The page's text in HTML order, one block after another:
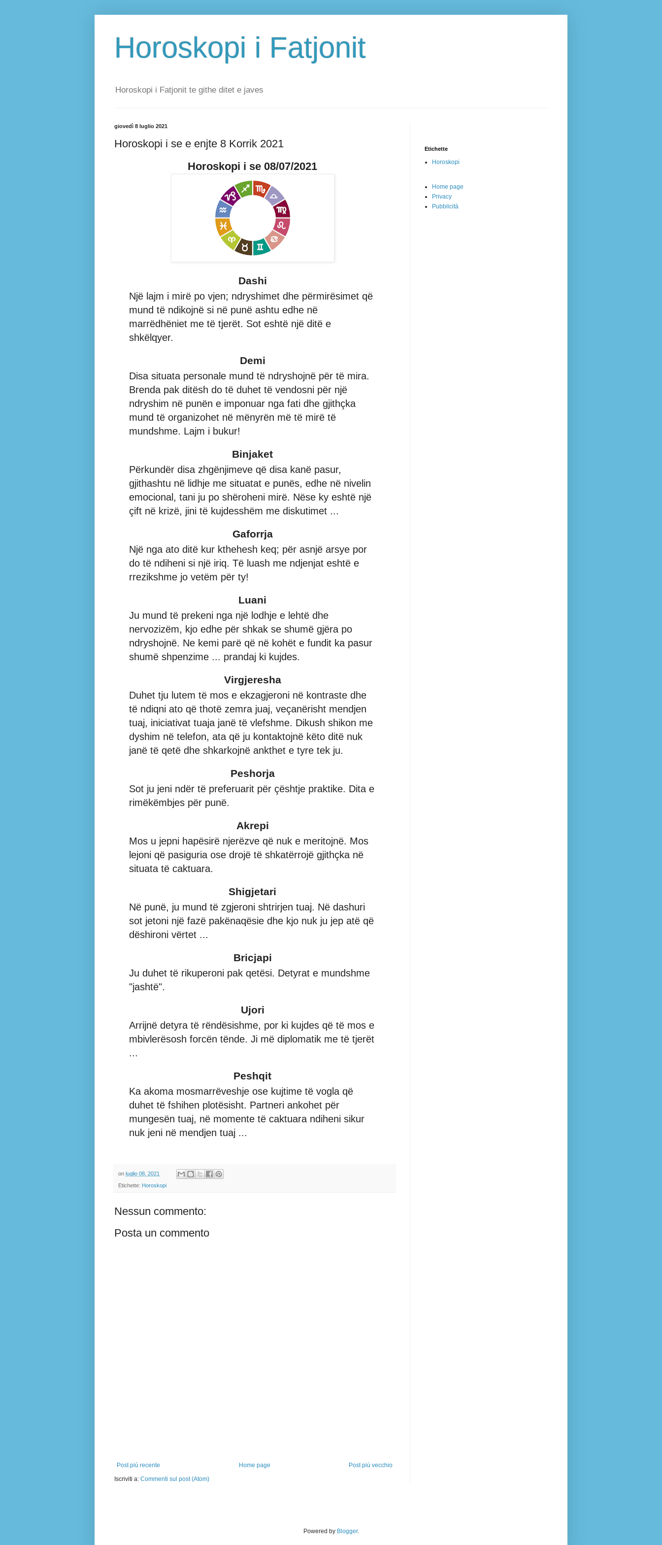
Horoskopi i Fatjonit
Horoskopi i Fatjonit te githe ditet e javes
giovedì 8 luglio 2021
Horoskopi i se e enjte 8 Korrik 2021
Horoskopi i se 08/07/2021
Dashi
Një lajm i mirë po vjen; ndryshimet dhe përmirësimet që
mund të ndikojnë si në punë ashtu edhe në
marrëdhëniet me të tjerët. Sot eshtë një ditë e
shkëlqyer.
Demi
Disa situata personale mund të ndryshojnë për të mira.
Brenda pak ditësh do të duhet të vendosni për një
ndryshim në punën e imponuar nga fati dhe gjithçka
mund të organizohet në mënyrën më të mirë të
mundshme. Lajm i bukur!
Binjaket
Përkundër disa zhgënjimeve që disa kanë pasur,
gjithashtu në lidhje me situatat e punës, edhe në nivelin
emocional, tani ju po shëroheni mirë. Nëse ky eshtë një
çift në krizë, jini të kujdesshëm me diskutimet ...
Gaforrja
Një nga ato ditë kur kthehesh keq; për asnjë arsye por
do të ndiheni si një iriq. Të luash me ndjenjat eshtë e
rrezikshme jo vetëm për ty!
Luani
Ju mund të prekeni nga një lodhje e lehtë dhe
nervozizëm, kjo edhe për shkak se shumë gjëra po
ndryshojnë. Ne kemi parë që në kohët e fundit ka pasur
shumë shpenzime ... prandaj ki kujdes.
Virgjeresha
Duhet tju lutem të mos e ekzagjeroni në kontraste dhe
të ndiqni ato që thotë zemra juaj, veçanërisht mendjen
tuaj, iniciativat tuaja janë të vlefshme. Dikush shikon me
dyshim në telefon, ata që ju kontaktojnë këto ditë nuk
janë të qetë dhe shkarkojnë ankthet e tyre tek ju.
Peshorja
Sot ju jeni ndër të preferuarit për çështje praktike. Dita e
rimëkëmbjes për punë.
Akrepi
Mos u jepni hapësirë njerëzve që nuk e meritojnë. Mos
lejoni që pasiguria ose drojë të shkatërrojë gjithçka në
situata të caktuara.
Shigjetari
Në punë, ju mund të zgjeroni shtrirjen tuaj. Në dashuri
sot jetoni një fazë pakënaqësie dhe kjo nuk ju jep atë që
dëshironi vërtet ...
Bricjapi
Ju duhet të rikuperoni pak qetësi. Detyrat e mundshme
"jashtë".
Ujori
Arrijnë detyra të rëndësishme, por ki kujdes që të mos e
mbivlerësosh forcën tënde. Ji më diplomatik me të tjerët
...
Peshqit
Ka akoma mosmarrëveshje ose kujtime të vogla që
duhet të fshihen plotësisht. Partneri ankohet për
mungesën tuaj, në momente të caktuara ndiheni sikur
nuk jeni në mendjen tuaj ...
on luglio 08, 2021
Etichette: Horoskopi
Nessun commento:
Posta un commento
Post più recente Post più vecchio
Home page
Iscriviti a: Commenti sul post (Atom)
Etichette
Horoskopi
Home page
Privacy
Pubblicità
Powered by Blogger.